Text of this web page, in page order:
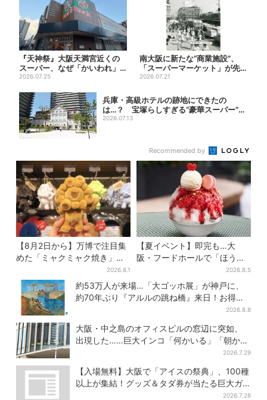
『天神祭』大阪天満宮近くの
スーパー、なぜ「かいわれ」
が山積み？ 実は昔ながらの
2026.07.25
南大阪に新たな“商業施設”、
「スーパーマーケット」が先
行オープン！駅直結＆21時...
2026.07.21
兵庫・高級ホテルの跡地にできたの
は…？ 宝塚らしすぎる“豪華スーパー”を
調査
2026.07.13
Recommended by
【8月2日から】万博で注目集
めた「ミャクミャク焼き」初
グッズ化！大阪・梅田だけの
新商品が登場
2026.8.1
【夏イベント】即完も…大
阪・フードホールで「ほうせ
き箱」の“限定かき氷”が復
活！一夜限りの盆踊りも
2026.8.5
約53万人が来場…「大ゴッホ展」が神戸に、
約70年ぶり『アルルの跳ね橋』来日！お得な
2026.8.8
大阪・中之島のオフィスビルの窓辺に突如、
出現した……巨大インコ「何かいる」「朝から
2026.7.29
【入場無料】大阪で「アイスの祭典」、100種
以上が集結！グッズ＆タダ券が当たる巨大ガ
2026.7.28